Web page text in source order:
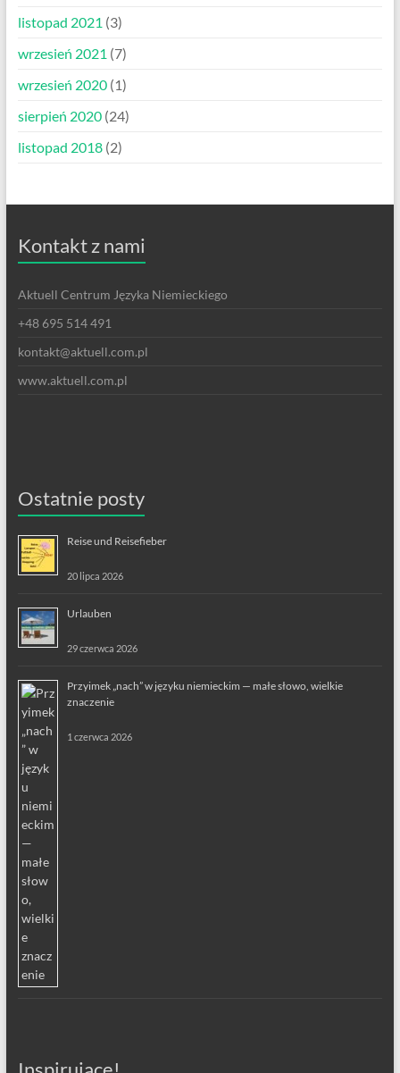
listopad 2021 (3)
wrzesień 2021 (7)
wrzesień 2020(1)
sierpień 2020(24)
listopad 2018(2)
Kontakt z nami
Aktuell Centrum Języka Niemieckiego
+48 695 514 491
kontakt@aktuell.com.pl
www.aktuell.com.pl
Ostatnie posty
Reise und Reisefieber
20 lipca 2026
Urlauben
29 czerwca 2026
Przyimek „nach” w języku niemieckim — małe słowo, wielkie
znaczenie
1 czerwca 2026